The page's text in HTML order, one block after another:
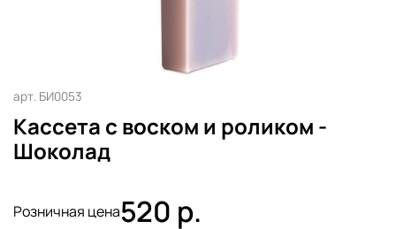
арт. БИ0053
Кассета с воском и роликом -
Шоколад
Розничная цена520 р.